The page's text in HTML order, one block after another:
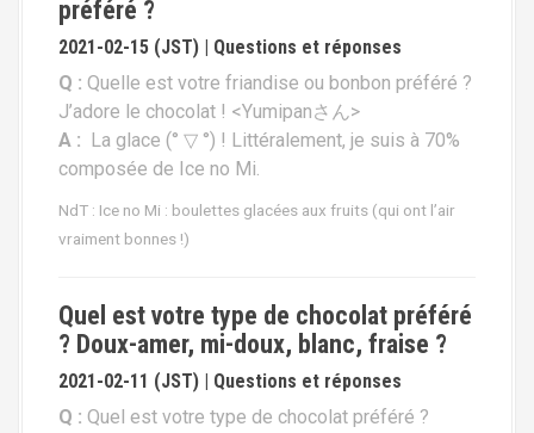
préféré ?
2021-02-15 (JST) | Questions et réponses
Q : Quelle est votre friandise ou bonbon préféré ?
J’adore le chocolat ! <Yumipanさん>
A : La glace (° ▽ °) ! Littéralement, je suis à 70%
composée de Ice no Mi.
NdT : Ice no Mi : boulettes glacées aux fruits (qui ont l’air
vraiment bonnes !)
Quel est votre type de chocolat préféré
? Doux-amer, mi-doux, blanc, fraise ?
2021-02-11 (JST) | Questions et réponses
Q : Quel est votre type de chocolat préféré ?